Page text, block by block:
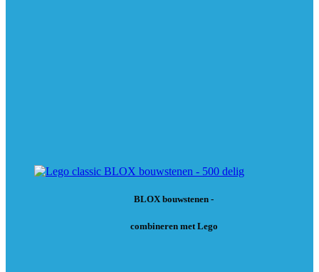
BLOX bouwstenen -
combineren met Lego